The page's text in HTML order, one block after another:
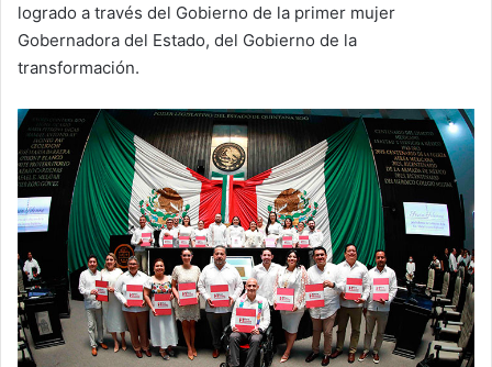
logrado a través del Gobierno de la primer mujer
Gobernadora del Estado, del Gobierno de la
transformación.